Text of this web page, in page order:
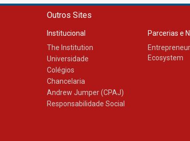
Outros Sites
Institucional
The Institution
Universidade
Colégios
Chancelaria
Andrew Jumper (CPAJ)
Responsabilidade Social
Parcerias e
Ecosystem